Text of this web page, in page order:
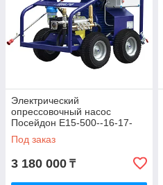
Электрический
опрессовочный насос
Посейдон Е15-500--16-17-
Tester
Под заказ
3 180 000 ₸